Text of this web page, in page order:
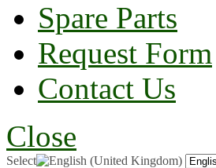
Spare Parts
Request Form
Contact Us
Close
Select